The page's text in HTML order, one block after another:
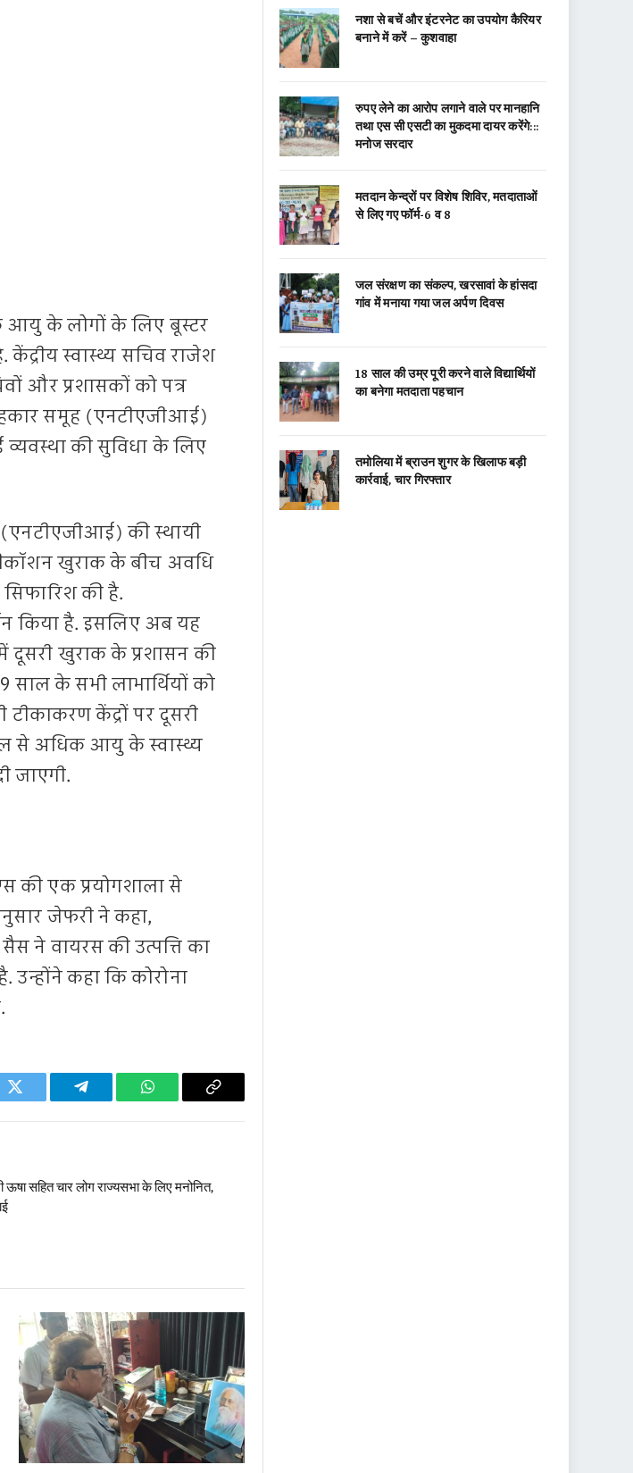
आयु के लोगों के लिए बूस्टर
स्वास्थ्य सचिव राजेश
और प्रशासकों को पत्र
समूह (एनटीएजीआई)
की सुविधा के लिए
(एनटीएजीआई) की स्थायी
खुराक के बीच अवधि
की है.
किया है. इसलिए अब यह
दूसरी खुराक के प्रशासन की
साल के सभी लाभार्थियों को
टीकाकरण केंद्रों पर दूसरी
से अधिक आयु के स्वास्थ्य
जाएगी.
की एक प्रयोगशाला से
जेफरी ने कहा,
ने वायरस की उत्पत्ति का
कहा कि कोरोना
Twitter Telegram WhatsAppCopy
ऊषा सहित चार लोग राज्यसभा के लिए मनोनित,
नशा से बचें और इंटरनेट का उपयोग कैरियर
बनाने में करें – कुशवाहा
रुपए लेने का आरोप लगाने वाले पर मानहानि
तथा एस सी एसटी का मुकदमा दायर करेंगे:::
मनोज सरदार
मतदान केन्द्रों पर विशेष शिविर, मतदाताओं
से लिए गए फॉर्म-6 व 8
जल संरक्षण का संकल्प, खरसावां के हांसदा
गांव में मनाया गया जल अर्पण दिवस
18 साल की उम्र पूरी करने वाले विद्यार्थियों
का बनेगा मतदाता पहचान
तमोलिया में ब्राउन शुगर के खिलाफ बड़ी
कार्रवाई, चार गिरफ्तार